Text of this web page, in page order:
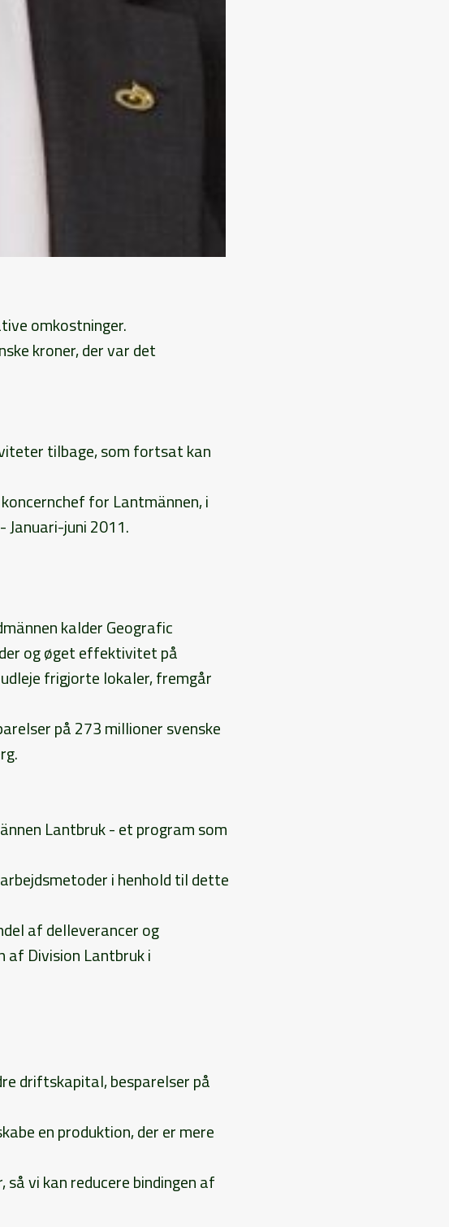
omkostninger.
kroner, der var det
tilbage, som fortsat kan
for Lantmännen, i
juni 2011.
kalder Geografic
og øget effektivitet på
frigjorte lokaler, fremgår
på 273 millioner svenske
Lantbruk - et program som
i henhold til dette
af delleverancer og
Division Lantbruk i
driftskapital, besparelser på
en produktion, der er mere
vi kan reducere bindingen af